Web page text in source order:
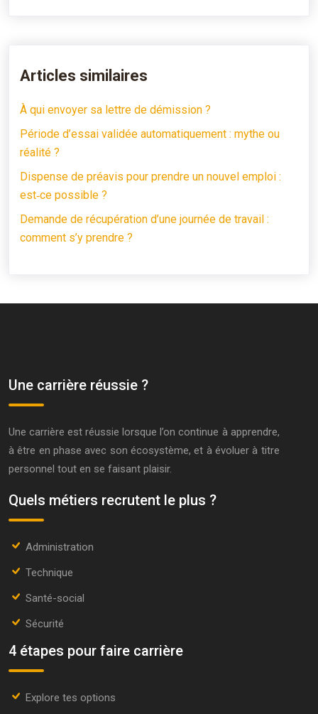
Articles similaires
À qui envoyer sa lettre de démission ?
Période d’essai validée automatiquement : mythe ou
réalité ?
Dispense de préavis pour prendre un nouvel emploi :
est‑ce possible ?
Demande de récupération d’une journée de travail :
comment s’y prendre ?
Une carrière réussie ?
Une carrière est réussie lorsque l’on continue à apprendre,
à être en phase avec son écosystème, et à évoluer à titre
personnel tout en se faisant plaisir.
Quels métiers recrutent le plus ?
Administration
Technique
Santé-social
Sécurité
4 étapes pour faire carrière
Explore tes options